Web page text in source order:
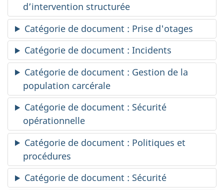
d’intervention structurée
Catégorie de document : Prise d'otages
Catégorie de document : Incidents
Catégorie de document : Gestion de la
population carcérale
Catégorie de document : Sécurité
opérationnelle
Catégorie de document : Politiques et
procédures
Catégorie de document : Sécurité